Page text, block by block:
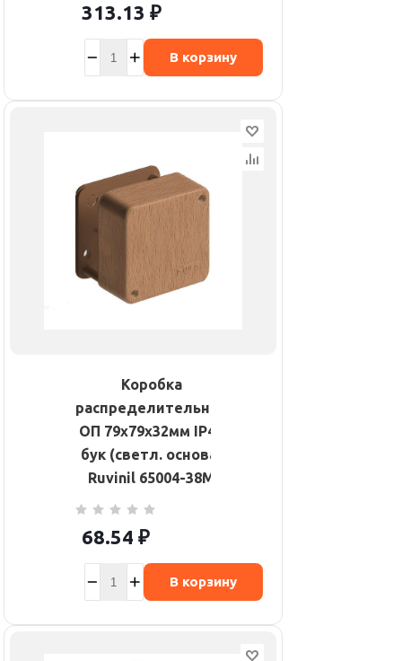
313.13 ₽
В корзину
Коробка
распределительная
ОП 79х79х32мм IP40
бук (светл. основа)
Ruvinil 65004-38М
68.54 ₽
В корзину